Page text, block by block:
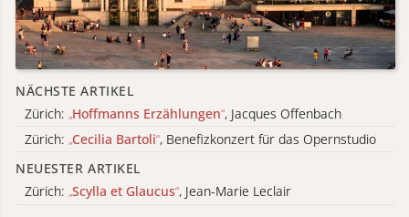
NÄCHSTE ARTIKEL
Zürich: „Hoffmanns Erzählungen“, Jacques Offenbach
Zürich: „Cecilia Bartoli“, Benefizkonzert für das Opernstudio
NEUESTER ARTIKEL
Zürich: „Scylla et Glaucus“, Jean-Marie Leclair